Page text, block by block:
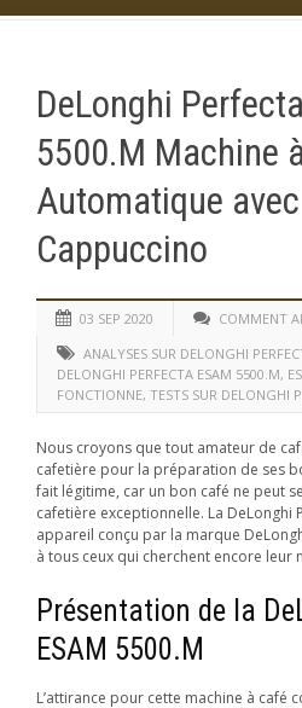
DeLonghi
5500.M Machine
Automatique
Cappuccino
03 SEP 2020 COMMENT
ANALYSES SUR DELONGHI
DELONGHI PERFECTA ESAM 5500.M,
FONCTIONNE, TESTS SUR DELONGHI
Nous croyons que tout amateur de
cafetière pour la préparation de ses
fait légitime, car un bon café ne peut
cafetière exceptionnelle. La DeLonghi
appareil conçu par la marque
à tous ceux qui cherchent encore leur
Présentation de la
ESAM 5500.M
L’attirance pour cette machine à café